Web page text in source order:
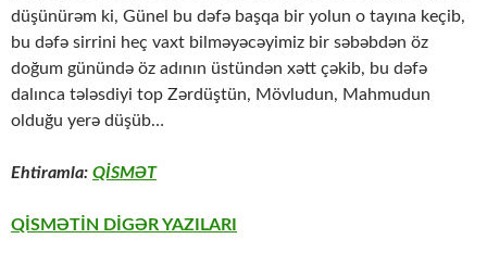
düşünürəm ki, Günel bu dəfə başqa bir yolun o tayına keçib,
bu dəfə sirrini heç vaxt bilməyəcəyimiz bir səbəbdən öz
doğum günündə öz adının üstündən xətt çəkib, bu dəfə
dalınca tələsdiyi top Zərdüştün, Mövludun, Mahmudun
olduğu yerə düşüb…
Ehtiramla: QİSMƏT
QİSMƏTİN DİGƏR YAZILARI